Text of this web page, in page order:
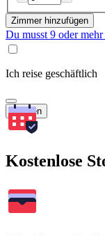
Zimmer hinzufügen
Du musst 9 oder
Ich reise geschäftlich
Suchen
Kostenlose